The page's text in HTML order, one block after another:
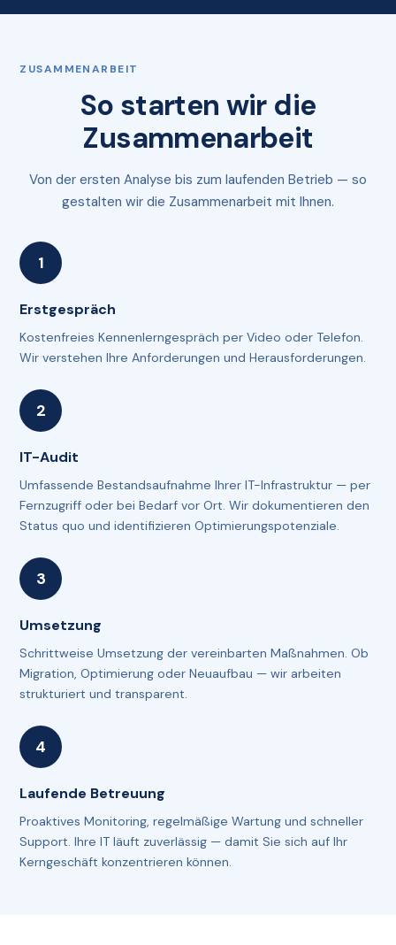
ZUSAMMENARBEIT
So starten wir die
Zusammenarbeit
Von der ersten Analyse bis zum laufenden Betrieb — so
gestalten wir die Zusammenarbeit mit Ihnen.
Erstgespräch
Kostenfreies Kennenlerngespräch per Video oder Telefon.
Wir verstehen Ihre Anforderungen und Herausforderungen.
IT-Audit
Umfassende Bestandsaufnahme Ihrer IT-Infrastruktur — per
Fernzugriff oder bei Bedarf vor Ort. Wir dokumentieren den
Status quo und identifizieren Optimierungspotenziale.
Umsetzung
Schrittweise Umsetzung der vereinbarten Maßnahmen. Ob
Migration, Optimierung oder Neuaufbau — wir arbeiten
strukturiert und transparent.
Laufende Betreuung
Proaktives Monitoring, regelmäßige Wartung und schneller
Support. Ihre IT läuft zuverlässig — damit Sie sich auf Ihr
Kerngeschäft konzentrieren können.